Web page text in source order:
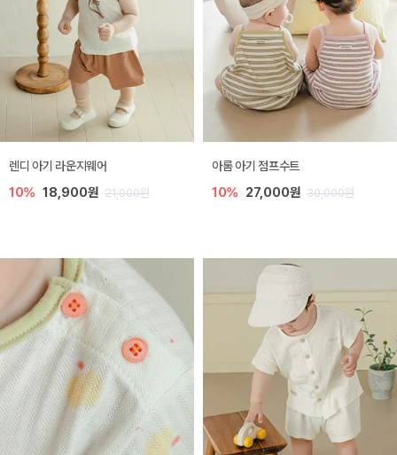
렌디 아기 라운지웨어
10% 18,900원 21,000원
아롬 아기 점프수트
10% 27,000원 30,000원